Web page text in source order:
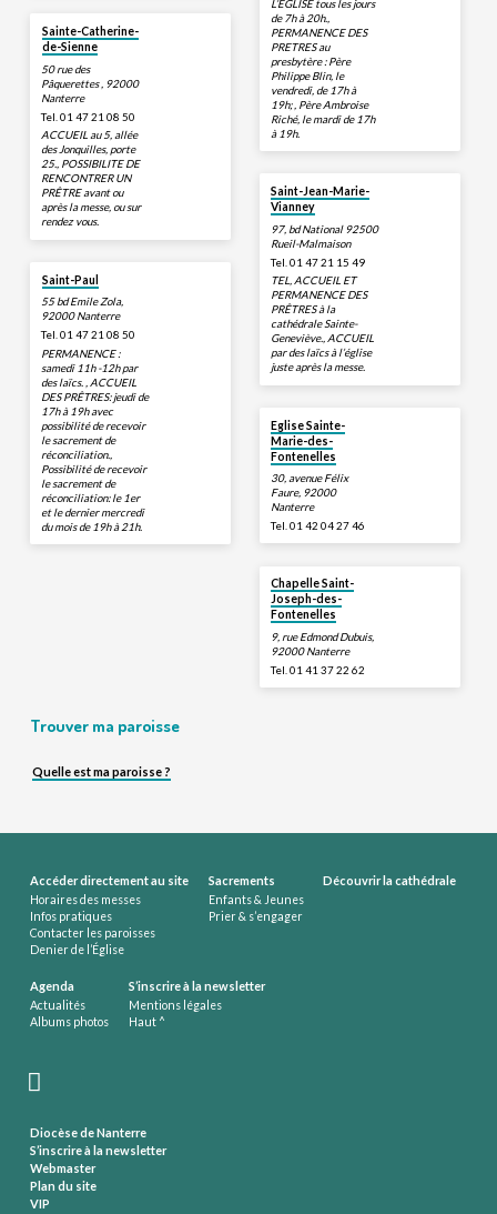
Sainte-Catherine-
de-Sienne
50 rue des
Pâquerettes , 92000
Nanterre
Tel. 01 47 21 08 50
ACCUEIL au 5, allée
des Jonquilles, porte
25., POSSIBILITE DE
RENCONTRER UN
PRÊTRE avant ou
après la messe, ou sur
rendez vous.
Saint-Paul
55 bd Emile Zola,
92000 Nanterre
Tel. 01 47 21 08 50
PERMANENCE :
samedi 11h -12h par
des laïcs. , ACCUEIL
DES PRÊTRES: jeudi de
17h à 19h avec
possibilité de recevoir
le sacrement de
réconciliation.,
Possibilité de recevoir
le sacrement de
réconciliation: le 1er
et le dernier mercredi
du mois de 19h à 21h.
L’EGLISE tous les jours
de 7h à 20h.,
PERMANENCE DES
PRETRES au
presbytère : Père
Philippe Blin, le
vendredi, de 17h à
19h; , Père Ambroise
Riché, le mardi de 17h
à 19h.
Saint-Jean-Marie-
Vianney
97, bd National 92500
Rueil-Malmaison
Tel. 01 47 21 15 49
TEL, ACCUEIL ET
PERMANENCE DES
PRÊTRES à la
cathédrale Sainte-
Geneviève., ACCUEIL
par des laïcs à l’église
juste après la messe.
Eglise Sainte-
Marie-des-
Fontenelles
30, avenue Félix
Faure, 92000
Nanterre
Tel. 01 42 04 27 46
Chapelle Saint-
Joseph-des-
Fontenelles
9, rue Edmond Dubuis,
92000 Nanterre
Tel. 01 41 37 22 62
Trouver ma paroisse
Quelle est ma paroisse ?
Accéder directement au site
Horaires des messes
Infos pratiques
Contacter les paroisses
Denier de l’Église
Sacrements
Enfants & Jeunes
Prier & s’engager
Découvrir la cathédrale
Agenda
Actualités
Albums photos
S’inscrire à la newsletter
Mentions légales
Haut ^
Diocèse de Nanterre
S’inscrire à la newsletter
Webmaster
Plan du site
VIP